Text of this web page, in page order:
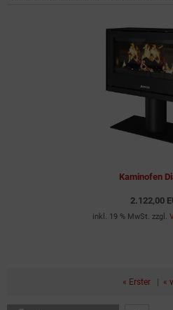
Kaminofen
2.122,00
inkl. 19 % MwSt. zzgl.
« Erster | «